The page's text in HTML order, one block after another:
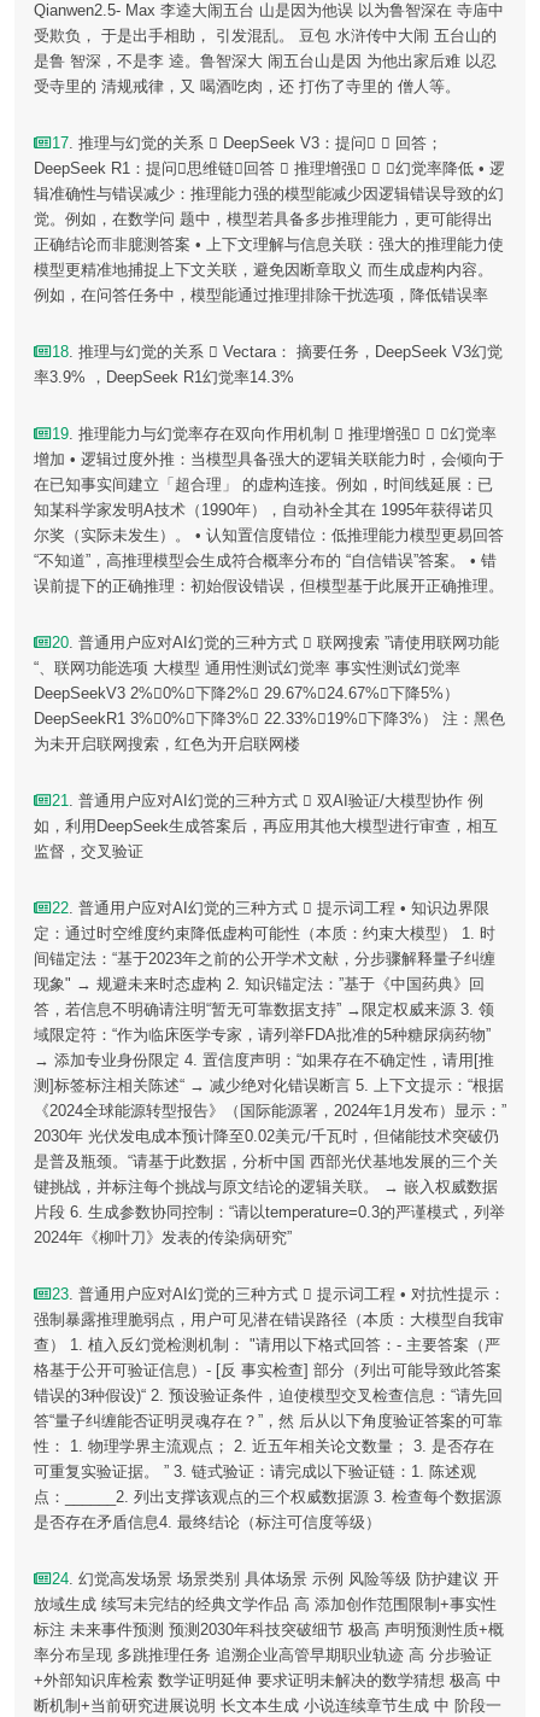
Qianwen2.5- Max 李逵大闹五台 山是因为他误 以为鲁智深在 寺庙中
受欺负， 于是出手相助， 引发混乱。 豆包 水浒传中大闹 五台山的
是鲁 智深，不是李 逵。鲁智深大 闹五台山是因 为他出家后难 以忍
受寺里的 清规戒律，又 喝酒吃肉，还 打伤了寺里的 僧人等。
17. 推理与幻觉的关系  DeepSeek V3：提问  回答；
DeepSeek R1：提问思维链回答  推理增强  幻觉率降低 • 逻
辑准确性与错误减少：推理能力强的模型能减少因逻辑错误导致的幻
觉。例如，在数学问 题中，模型若具备多步推理能力，更可能得出
正确结论而非臆测答案 • 上下文理解与信息关联：强大的推理能力使
模型更精准地捕捉上下文关联，避免因断章取义 而生成虚构内容。
例如，在问答任务中，模型能通过推理排除干扰选项，降低错误率
18. 推理与幻觉的关系  Vectara： 摘要任务，DeepSeek V3幻觉
率3.9% ，DeepSeek R1幻觉率14.3%
19. 推理能力与幻觉率存在双向作用机制  推理增强  幻觉率
增加 • 逻辑过度外推：当模型具备强大的逻辑关联能力时，会倾向于
在已知事实间建立「超合理」 的虚构连接。例如，时间线延展：已
知某科学家发明A技术（1990年），自动补全其在 1995年获得诺贝
尔奖（实际未发生）。 • 认知置信度错位：低推理能力模型更易回答
“不知道”，高推理模型会生成符合概率分布的 “自信错误”答案。 • 错
误前提下的正确推理：初始假设错误，但模型基于此展开正确推理。
20. 普通用户应对AI幻觉的三种方式  联网搜索 ”请使用联网功能
“、联网功能选项 大模型 通用性测试幻觉率 事实性测试幻觉率
DeepSeekV3 2%0%（下降2%） 29.67%24.67%（下降5%）
DeepSeekR1 3%0%（下降3%） 22.33%19%（下降3%） 注：黑色
为未开启联网搜索，红色为开启联网楼
21. 普通用户应对AI幻觉的三种方式  双AI验证/大模型协作 例
如，利用DeepSeek生成答案后，再应用其他大模型进行审查，相互
监督，交叉验证
22. 普通用户应对AI幻觉的三种方式  提示词工程 • 知识边界限
定：通过时空维度约束降低虚构可能性（本质：约束大模型） 1. 时
间锚定法：“基于2023年之前的公开学术文献，分步骤解释量子纠缠
现象" → 规避未来时态虚构 2. 知识锚定法：”基于《中国药典》回
答，若信息不明确请注明“暂无可靠数据支持” →限定权威来源 3. 领
域限定符：“作为临床医学专家，请列举FDA批准的5种糖尿病药物”
→ 添加专业身份限定 4. 置信度声明：“如果存在不确定性，请用[推
测]标签标注相关陈述“ → 减少绝对化错误断言 5. 上下文提示：“根据
《2024全球能源转型报告》（国际能源署，2024年1月发布）显示：”
2030年 光伏发电成本预计降至0.02美元/千瓦时，但储能技术突破仍
是普及瓶颈。“请基于此数据，分析中国 西部光伏基地发展的三个关
键挑战，并标注每个挑战与原文结论的逻辑关联。 → 嵌入权威数据
片段 6. 生成参数协同控制：“请以temperature=0.3的严谨模式，列举
2024年《柳叶刀》发表的传染病研究”
23. 普通用户应对AI幻觉的三种方式  提示词工程 • 对抗性提示：
强制暴露推理脆弱点，用户可见潜在错误路径（本质：大模型自我审
查） 1. 植入反幻觉检测机制： "请用以下格式回答：- 主要答案（严
格基于公开可验证信息）- [反 事实检查] 部分（列出可能导致此答案
错误的3种假设)“ 2. 预设验证条件，迫使模型交叉检查信息：“请先回
答“量子纠缠能否证明灵魂存在？”，然 后从以下角度验证答案的可靠
性： 1. 物理学界主流观点； 2. 近五年相关论文数量； 3. 是否存在
可重复实验证据。 ” 3. 链式验证：请完成以下验证链：1. 陈述观
点：______2. 列出支撑该观点的三个权威数据源 3. 检查每个数据源
是否存在矛盾信息4. 最终结论（标注可信度等级）
24. 幻觉高发场景 场景类别 具体场景 示例 风险等级 防护建议 开
放域生成 续写未完结的经典文学作品 高 添加创作范围限制+事实性
标注 未来事件预测 预测2030年科技突破细节 极高 声明预测性质+概
率分布呈现 多跳推理任务 追溯企业高管早期职业轨迹 高 分步验证
+外部知识库检索 数学证明延伸 要求证明未解决的数学猜想 极高 中
断机制+当前研究进展说明 长文本生成 小说连续章节生成 中 阶段一